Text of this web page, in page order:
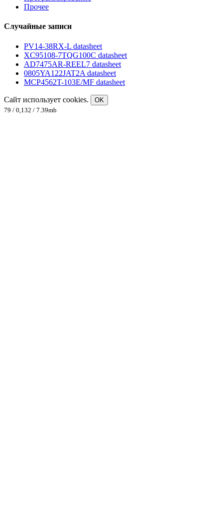
Прочее
Случайные записи
PV14-38RX-L datasheet
XC95108-7TQG100C datasheet
AD7475AR-REEL7 datasheet
0805YA122JAT2A datasheet
MCP4562T-103E/MF datasheet
Сайт использует cookies.
OK
79 / 0,132 / 7.39mb